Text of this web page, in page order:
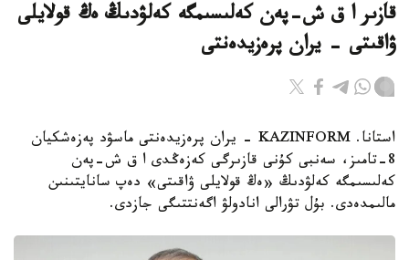
قازىر ا ق ش-پەن كەلىسىمگە كەلۋدىڭ ەڭ قولايلى
ۋاقىتى - يران پرەزيدەنتى
استانا. KAZINFORM - يران پرەزيدەنتى ماسۋد پەزەشكيان
8-تامىز، سەنبى كۇنى قازىرگى كەزەڭدى ا ق ش-پەن
كەلىسىمگە كەلۋدىڭ «ەڭ قولايلى ۋاقىتى» دەپ سانايتىنىن
مالىمدەدى. بۇل تۋرالى انادولۋ اگەنتتىگى جازدى.